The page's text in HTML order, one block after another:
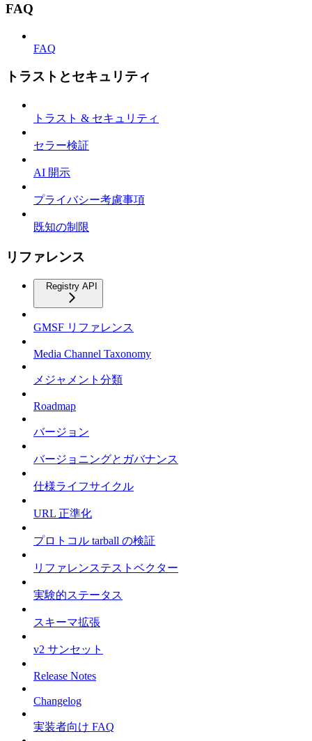
FAQ
FAQ
トラストとセキュリティ
トラスト & セキュリティ
セラー検証
AI 開示
プライバシー考慮事項
既知の制限
リファレンス
Registry API
GMSF リファレンス
Media Channel Taxonomy
メジャメント分類
Roadmap
バージョン
バージョニングとガバナンス
仕様ライフサイクル
URL 正準化
プロトコル tarball の検証
リファレンステストベクター
実験的ステータス
スキーマ拡張
v2 サンセット
Release Notes
Changelog
実装者向け FAQ